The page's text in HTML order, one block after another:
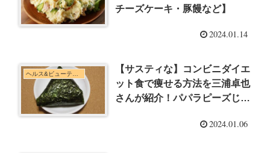
チーズケーキ・豚饅など】
2024.01.14
ヘルス&ビューティー
【サスティな】コンビニダイエ
ット食で痩せる方法を三浦卓也
さんが紹介！パパラピーズじん
2024.01.06